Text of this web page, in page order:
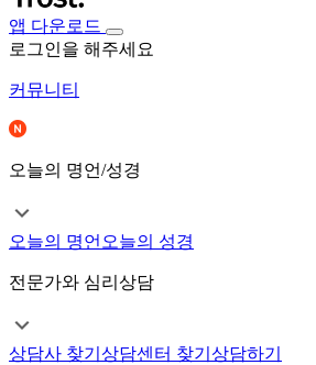
앱 다운로드
로그인을 해주세요
커뮤니티
오늘의 명언/성경
오늘의 명언 오늘의 성경
전문가와 심리상담
상담사 찾기 상담센터 찾기 상담하기